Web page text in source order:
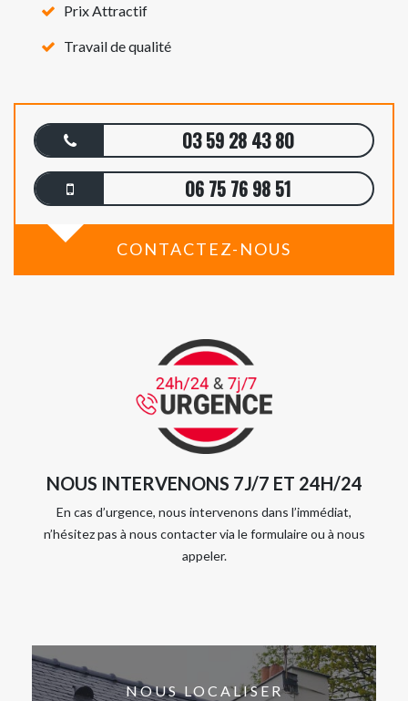
Prix Attractif
Travail de qualité
03 59 28 43 80
06 75 76 98 51
CONTACTEZ-NOUS
NOUS INTERVENONS 7J/7 ET 24H/24
En cas d’urgence, nous intervenons dans l’immédiat,
n’hésitez pas à nous contacter via le formulaire ou à nous
appeler.
NOUS LOCALISER